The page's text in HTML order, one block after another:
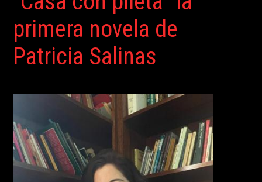
primera novela de
Patricia Salinas